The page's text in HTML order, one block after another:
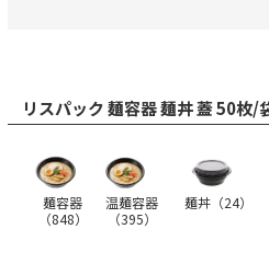
リスパック 麺容器 麺丼 蓋 50枚/
麺容器
（848）
温麺容器
（395）
麺丼（24）